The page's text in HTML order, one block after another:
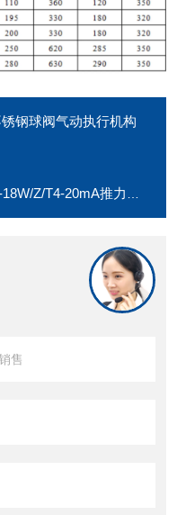
钢球阀气动执行机构
T4-20mA推力型电动装置